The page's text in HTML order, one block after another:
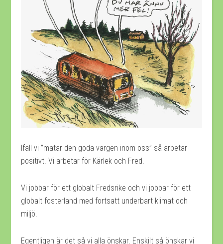
Ifall vi ”matar den goda vargen inom oss” så arbetar
positivt. Vi arbetar för Kärlek och Fred.
Vi jobbar för ett globalt Fredsrike och vi jobbar för ett
globalt fosterland med fortsatt underbart klimat och
miljö.
Egentligen är det så vi alla önskar. Enskilt så önskar vi